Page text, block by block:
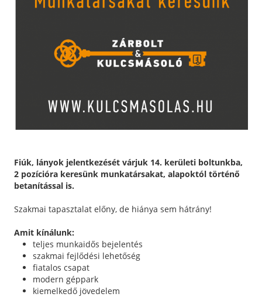
Fiúk, lányok jelentkezését várjuk 14. kerületi boltunkba,
2 pozícióra keresünk munkatársakat, alapoktól történő
betanítással is.
Szakmai tapasztalat előny, de hiánya sem hátrány!
Amit kínálunk:
teljes munkaidős bejelentés
szakmai fejlődési lehetőség
fiatalos csapat
modern géppark
kiemelkedő jövedelem